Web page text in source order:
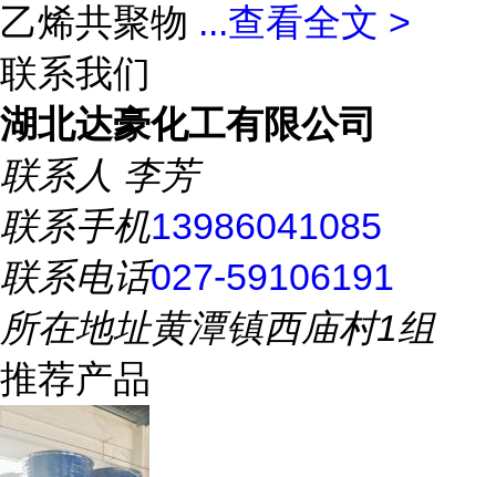
乙烯共聚物 ...查看全文 >
联系我们
湖北达豪化工有限公司
联系人 李芳
联系手机13986041085
联系电话027-59106191
所在地址黄潭镇西庙村1组
推荐产品